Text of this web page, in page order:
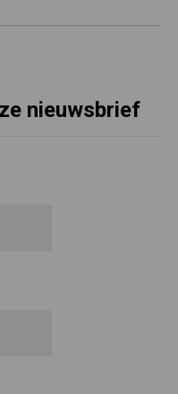
nieuwsbrief